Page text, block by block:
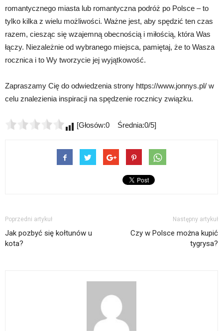
romantycznego miasta lub romantyczna podróż po Polsce – to
tylko kilka z wielu możliwości. Ważne jest, aby spędzić ten czas
razem, ciesząc się wzajemną obecnością i miłością, która Was
łączy. Niezależnie od wybranego miejsca, pamiętaj, że to Wasza
rocznica i to Wy tworzycie jej wyjątkowość.
Zapraszamy Cię do odwiedzenia strony https://www.jonnys.pl/ w
celu znalezienia inspiracji na spędzenie rocznicy związku.
[Głosów:0 Średnia:0/5]
Poprzedni artykuł
Jak pozbyć się kołtunów u
kota?
Następny artykuł
Czy w Polsce można kupić
tygrysa?